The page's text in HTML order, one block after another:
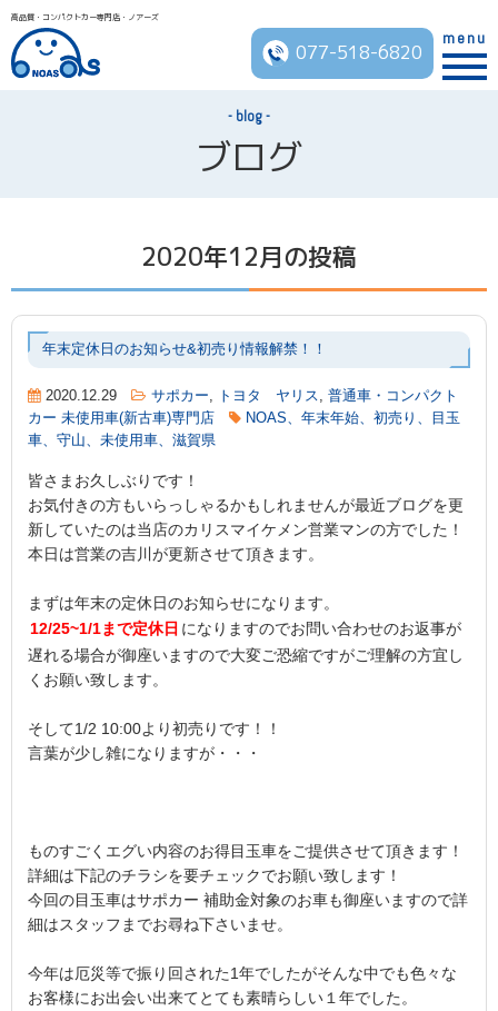
高品質・コンパクトカー専門店・ノアーズ
077-518-6820
menu
blog
ブログ
2020年12月の投稿
年末定休日のお知らせ&初売り情報解禁！！
2020.12.29 サポカー トヨタ ヤリス
普通車・コンパクト
カー 未使用車(新古車)専門店
NOAS、年末年始、初売り、目玉
車、守山、未使用車、滋賀県
皆さまお久しぶりです！
お気付きの方もいらっしゃるかもしれませんが最近ブログを更
新していたのは当店のカリスマイケメン営業マンの方でした！
本日は営業の吉川が更新させて頂きます。
まずは年末の定休日のお知らせになります。
12/25~1/1まで定休日 になりますのでお問い合わせのお返事が
遅れる場合が御座いますので大変ご恐縮ですがご理解の方宜し
くお願い致します。
そして1/2 10:00より初売りです！！
言葉が少し雑になりますが・・・
ものすごくエグい内容のお得目玉車をご提供させて頂きます！
詳細は下記のチラシを要チェックでお願い致します！
今回の目玉車はサポカー 補助金対象のお車も御座いますので詳
細はスタッフまでお尋ね下さいませ。
今年は厄災等で振り回された1年でしたがそんな中でも色々な
お客様にお出会い出来てとても素晴らしい１年でした。